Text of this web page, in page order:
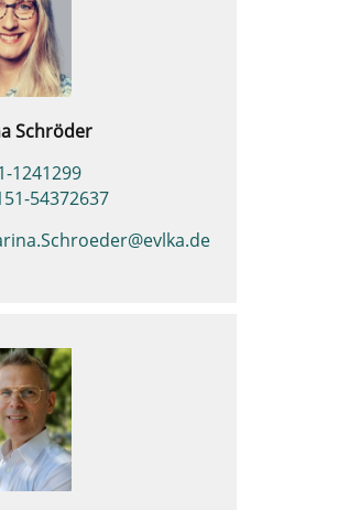
Schröder
1241299
54372637